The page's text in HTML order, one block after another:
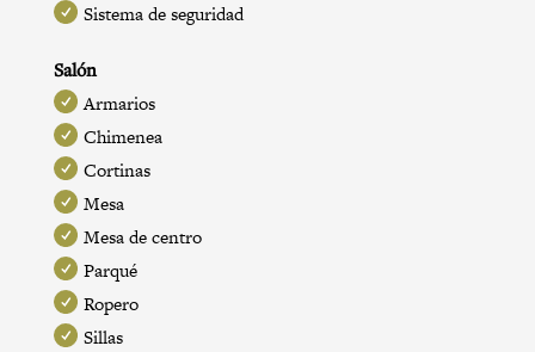
Sistema de seguridad
Salón
Armarios
Chimenea
Cortinas
Mesa
Mesa de centro
Parqué
Ropero
Sillas